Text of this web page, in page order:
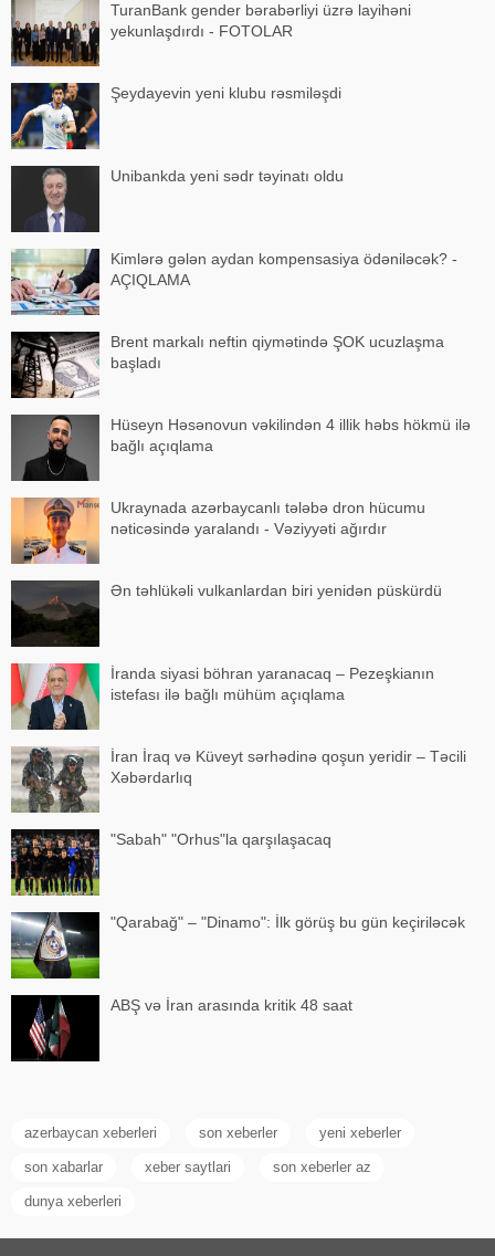
TuranBank gender bərabərliyi üzrə layihəni
yekunlaşdırdı - FOTOLAR
Şeydayevin yeni klubu rəsmiləşdi
Unibankda yeni sədr təyinatı oldu
Kimlərə gələn aydan kompensasiya ödəniləcək? -
AÇIQLAMA
Brent markalı neftin qiymətində ŞOK ucuzlaşma
başladı
Hüseyn Həsənovun vəkilindən 4 illik həbs hökmü ilə
bağlı açıqlama
Ukraynada azərbaycanlı tələbə dron hücumu
nəticəsində yaralandı - Vəziyyəti ağırdır
Ən təhlükəli vulkanlardan biri yenidən püskürdü
İranda siyasi böhran yaranacaq – Pezeşkianın
istefası ilə bağlı mühüm açıqlama
İran İraq və Küveyt sərhədinə qoşun yeridir – Təcili
Xəbərdarlıq
"Sabah" "Orhus"la qarşılaşacaq
"Qarabağ" – "Dinamo": İlk görüş bu gün keçiriləcək
ABŞ və İran arasında kritik 48 saat
azerbaycan xeberleri son xeberler yeni xeberler
son xabarlar xeber saytlari son xeberler az
dunya xeberleri